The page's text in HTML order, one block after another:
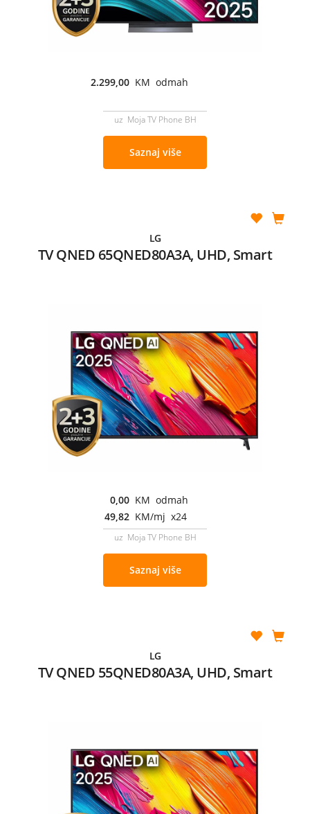
2.299,00 KM odmah
uz Moja TV Phone BH
Saznaj više
LG
TV QNED 65QNED80A3A, UHD, Smart
0,00 KM odmah
49,82 KM/mj x24
uz Moja TV Phone BH
Saznaj više
LG
TV QNED 55QNED80A3A, UHD, Smart